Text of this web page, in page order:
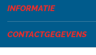
INFORMATIE
CONTACTGEGEVENS